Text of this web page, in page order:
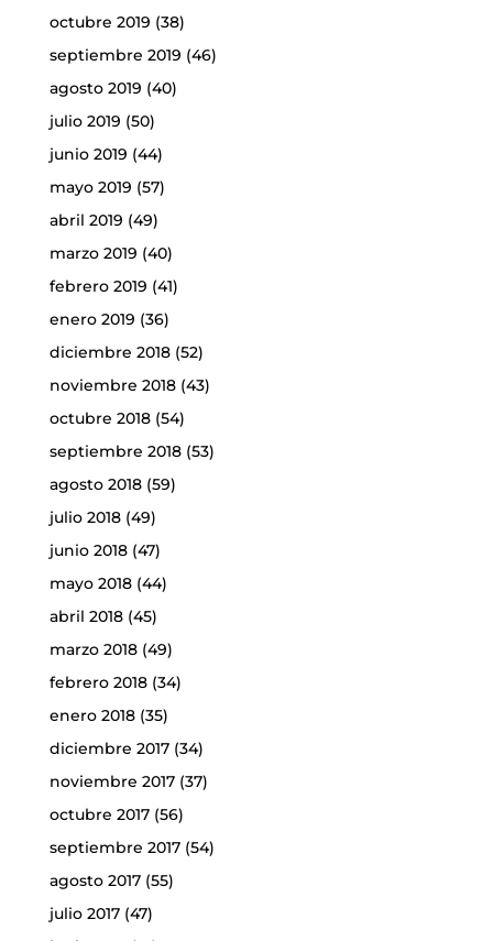
octubre 2019 (38)
septiembre 2019 (46)
agosto 2019 (40)
julio 2019 (50)
junio 2019 (44)
mayo 2019 (57)
abril 2019 (49)
marzo 2019 (40)
febrero 2019 (41)
enero 2019 (36)
diciembre 2018(52)
noviembre 2018(43)
octubre 2018(54)
septiembre 2018(53)
agosto 2018(59)
julio 2018(49)
junio 2018(47)
mayo 2018(44)
abril 2018(45)
marzo 2018(49)
febrero 2018(34)
enero 2018(35)
diciembre 2017(34)
noviembre 2017(37)
octubre 2017(56)
septiembre 2017(54)
agosto 2017(55)
julio 2017(47)